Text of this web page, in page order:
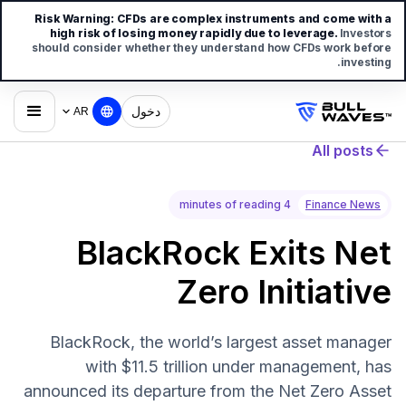
دخول AR
All posts
Finance News
4 minutes of reading
BlackRock Exits Net
Zero Initiative
BlackRock, the world’s largest asset manager
with $11.5 trillion under management, has
announced its departure from the Net Zero Asset
Risk Warning: CFDs are complex instruments and come with a
high risk of losing money rapidly due to leverage. Investors
should consider whether they understand how CFDs work before
investing.